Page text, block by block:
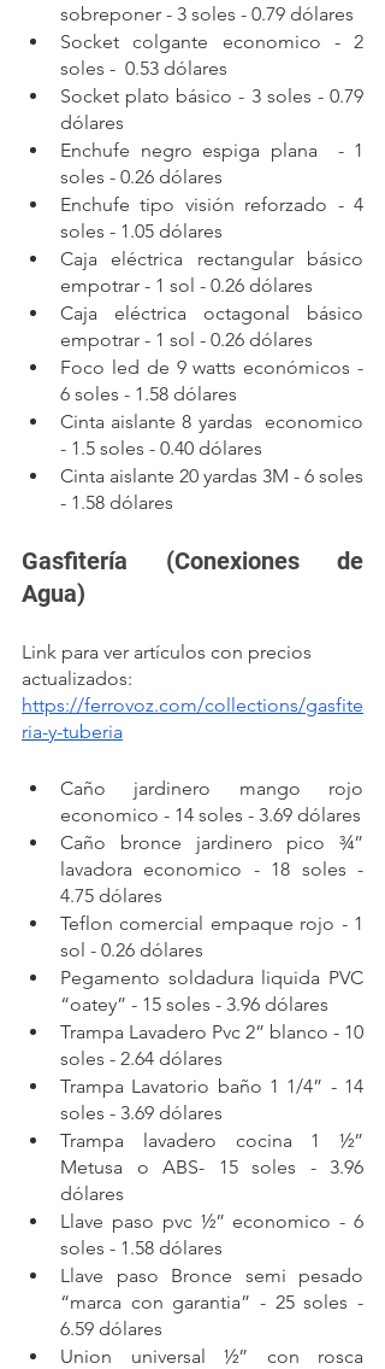
sobreponer - 3 soles - 0.79 dólares
Socket colgante economico - 2
soles -  0.53 dólares
Socket plato básico - 3 soles - 0.79
dólares
Enchufe negro espiga plana  - 1
soles - 0.26 dólares
Enchufe tipo visión reforzado - 4
soles - 1.05 dólares
Caja eléctrica rectangular básico
empotrar - 1 sol - 0.26 dólares
Caja eléctrica octagonal básico
empotrar - 1 sol - 0.26 dólares
Foco led de 9 watts económicos -
6 soles - 1.58 dólares
Cinta aislante 8 yardas  economico
- 1.5 soles - 0.40 dólares
Cinta aislante 20 yardas 3M - 6 soles
- 1.58 dólares
Gasfitería (Conexiones de
Agua)
Link para ver artículos con precios
actualizados:
https://ferrovoz.com/collections/gasfite
ria-y-tuberia
Caño jardinero mango rojo
economico - 14 soles - 3.69 dólares
Caño bronce jardinero pico ¾”
lavadora economico - 18 soles -
4.75 dólares
Teflon comercial empaque rojo - 1
sol - 0.26 dólares
Pegamento soldadura liquida PVC
“oatey” - 15 soles - 3.96 dólares
Trampa Lavadero Pvc 2” blanco - 10
soles - 2.64 dólares
Trampa Lavatorio baño 1 1/4” - 14
soles - 3.69 dólares
Trampa lavadero cocina 1 ½”
Metusa o ABS- 15 soles - 3.96
dólares
Llave paso pvc ½” economico - 6
soles - 1.58 dólares
Llave paso Bronce semi pesado
“marca con garantia” - 25 soles -
6.59 dólares
Union universal ½” con rosca